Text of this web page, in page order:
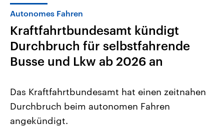
Themen
Aktuelle Beiträge, Analysen und
Hintergründe
Wirtschaftlich und militärisch
Aktuelle Lage und
Autonomes Fahren
Kraftfahrtbundesamt kündigt
Durchbruch für selbstfahrende
Busse und Lkw ab 2026 an
Das Kraftfahrtbundesamt hat einen zeitnahen
Durchbruch beim autonomen Fahren
angekündigt.